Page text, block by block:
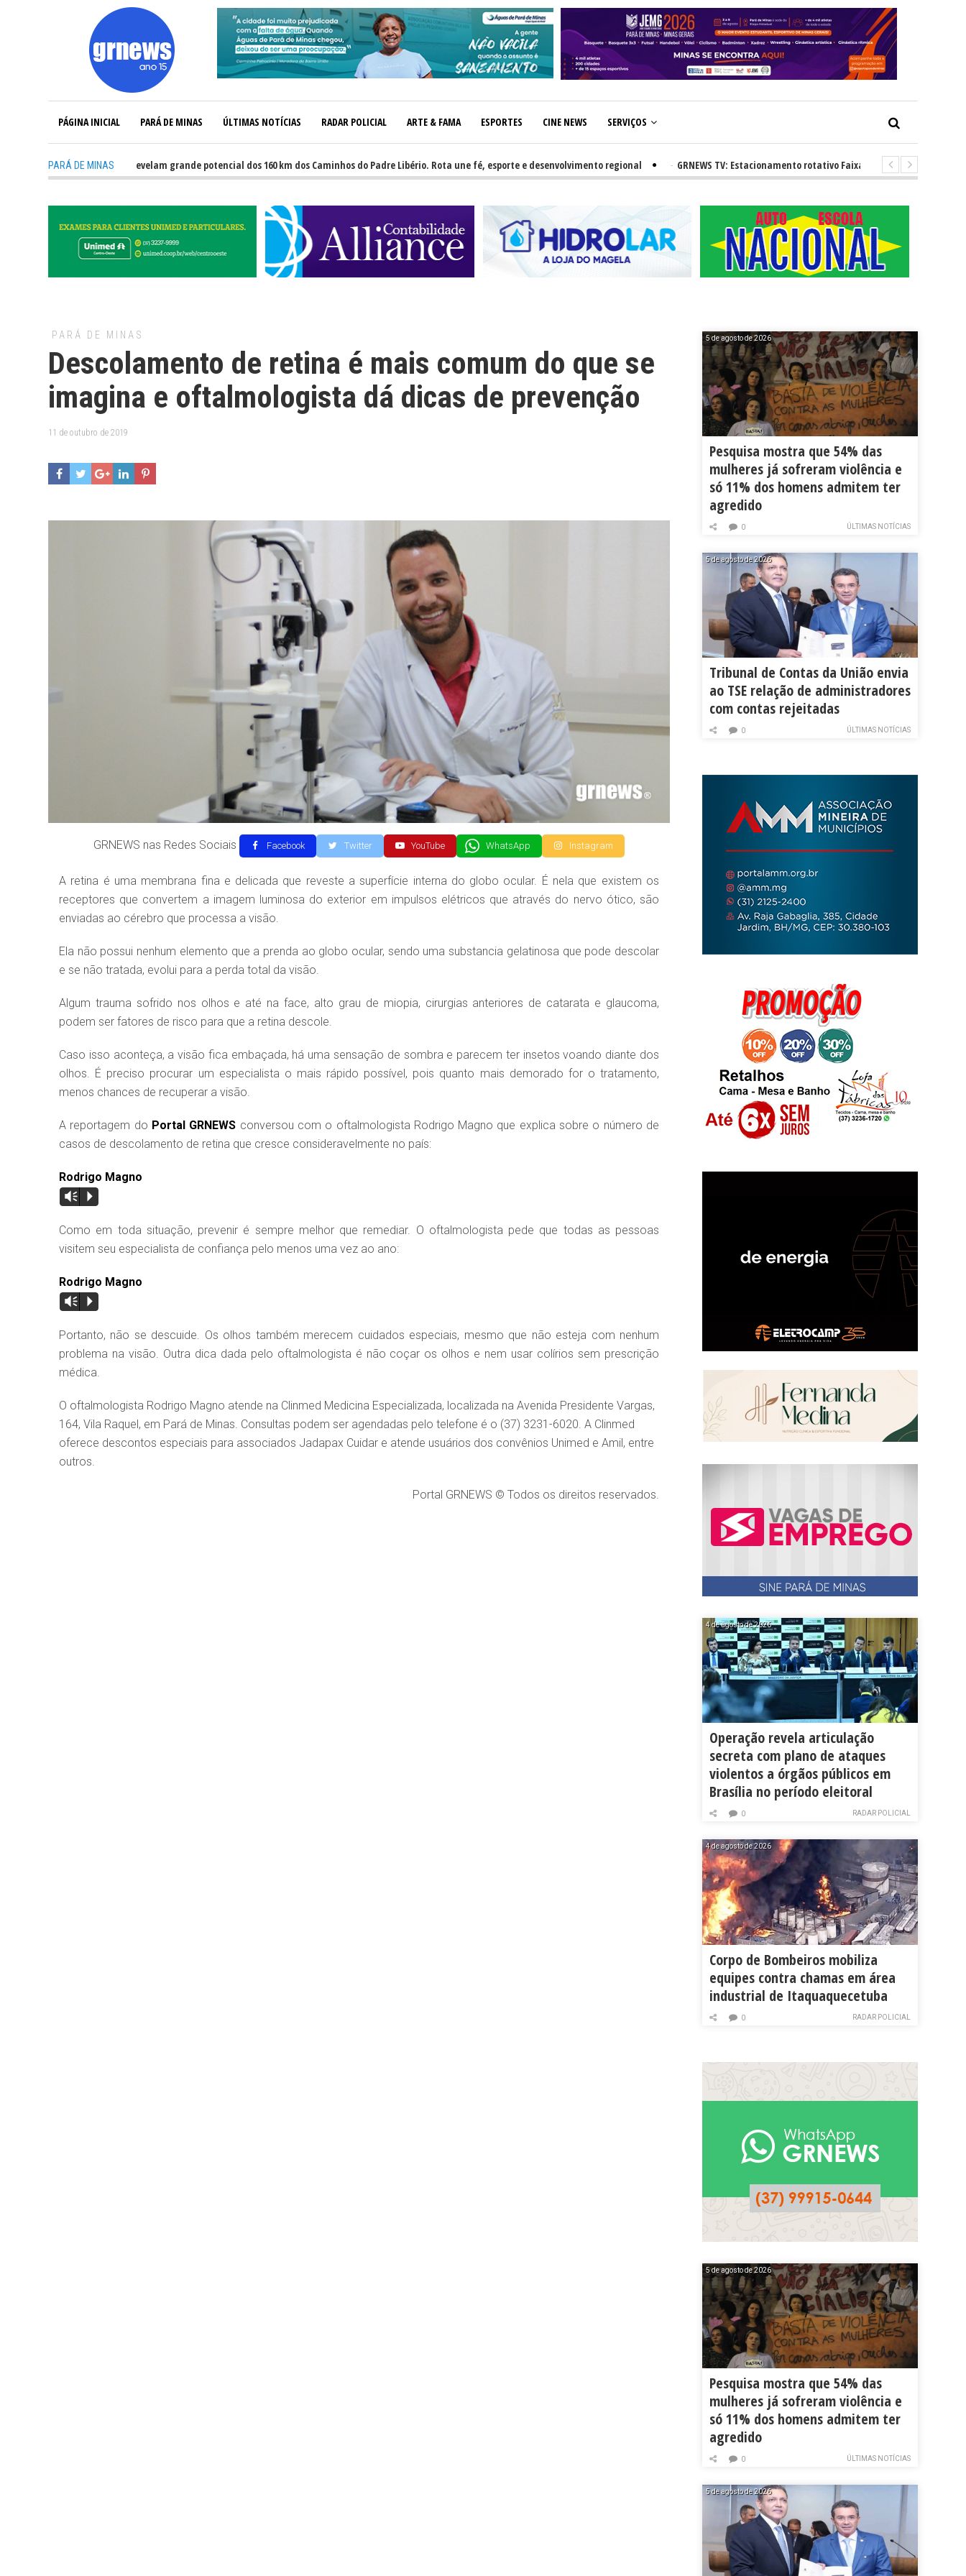
PÁGINA INICIAL PARÁ DE MINAS ÚLTIMAS NOTÍCIAS RADAR POLICIAL ARTE & FAMA ESPORTES CINE NEWS SERVIÇOS
PARÁ DE MINAS
GRNEWS TV: Atletas revelam grande potencial dos 160 km dos Caminhos do Padre Libério. Rota une fé, esporte e desenvolvimento regional - GRNEWS TV: Estacionamento rotativo Faixa Azul e novos radares
PARÁ DE MINAS
Descolamento de retina é mais comum do que se
imagina e oftalmologista dá dicas de prevenção
11 de outubro de 2019
GRNEWS nas Redes Sociais Facebook Twitter YouTube WhatsApp Instagram
A retina é uma membrana fina e delicada que reveste a superfície interna do globo ocular. É nela que existem os
receptores que convertem a imagem luminosa do exterior em impulsos elétricos que através do nervo ótico, são
enviadas ao cérebro que processa a visão.
Ela não possui nenhum elemento que a prenda ao globo ocular, sendo uma substancia gelatinosa que pode descolar
e se não tratada, evolui para a perda total da visão.
Algum trauma sofrido nos olhos e até na face, alto grau de miopia, cirurgias anteriores de catarata e glaucoma,
podem ser fatores de risco para que a retina descole.
Caso isso aconteça, a visão fica embaçada, há uma sensação de sombra e parecem ter insetos voando diante dos
olhos. É preciso procurar um especialista o mais rápido possível, pois quanto mais demorado for o tratamento,
menos chances de recuperar a visão.
A reportagem do Portal GRNEWS conversou com o oftalmologista Rodrigo Magno que explica sobre o número de
casos de descolamento de retina que cresce consideravelmente no país:
Rodrigo Magno
Vm P
Como em toda situação, prevenir é sempre melhor que remediar. O oftalmologista pede que todas as pessoas
visitem seu especialista de confiança pelo menos uma vez ao ano:
Rodrigo Magno
Vm P
Portanto, não se descuide. Os olhos também merecem cuidados especiais, mesmo que não esteja com nenhum
problema na visão. Outra dica dada pelo oftalmologista é não coçar os olhos e nem usar colírios sem prescrição
médica.
O oftalmologista Rodrigo Magno atende na Clinmed Medicina Especializada, localizada na Avenida Presidente Vargas,
164, Vila Raquel, em Pará de Minas. Consultas podem ser agendadas pelo telefone é o (37) 3231-6020. A Clinmed
oferece descontos especiais para associados Jadapax Cuidar e atende usuários dos convênios Unimed e Amil, entre
outros.
Portal GRNEWS © Todos os direitos reservados.
5 de agosto de 2026
Pesquisa mostra que 54% das
mulheres já sofreram violência e
só 11% dos homens admitem ter
agredido
ÚLTIMAS NOTÍCIAS
0
5 de agosto de 2026
Tribunal de Contas da União envia
ao TSE relação de administradores
com contas rejeitadas
ÚLTIMAS NOTÍCIAS
0
4 de agosto de 2026
Operação revela articulação
secreta com plano de ataques
violentos a órgãos públicos em
Brasília no período eleitoral
RADAR POLICIAL
0
4 de agosto de 2026
Corpo de Bombeiros mobiliza
equipes contra chamas em área
industrial de Itaquaquecetuba
RADAR POLICIAL
0
5 de agosto de 2026
Pesquisa mostra que 54% das
mulheres já sofreram violência e
só 11% dos homens admitem ter
agredido
ÚLTIMAS NOTÍCIAS
0
5 de agosto de 2026